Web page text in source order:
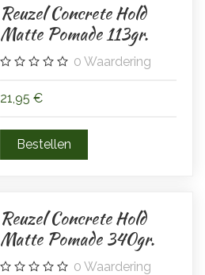
Reuzel Concrete Hold
Matte Pomade 113gr.
0 Waardering
21,95 €
Reuzel Concrete Hold
Matte Pomade 340gr.
0 Waardering